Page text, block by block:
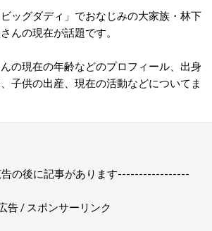
ッグダディ」でおなじみの大家族・林下
んの現在が話題です。
の現在の年齢などのプロフィール、出身
子供の出産、現在の活動などについてま
の後に記事があります-----------------
告 / スポンサーリンク